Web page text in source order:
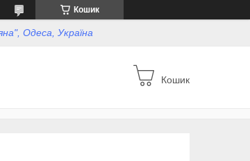
Кошик
Одеса, Україна
Кошик